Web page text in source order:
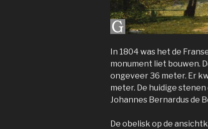
In 1804 was het de
monument liet bouwen.
ongeveer 36 meter. Er
meter. De huidige
Johannes Bernardus de
De obelisk op de